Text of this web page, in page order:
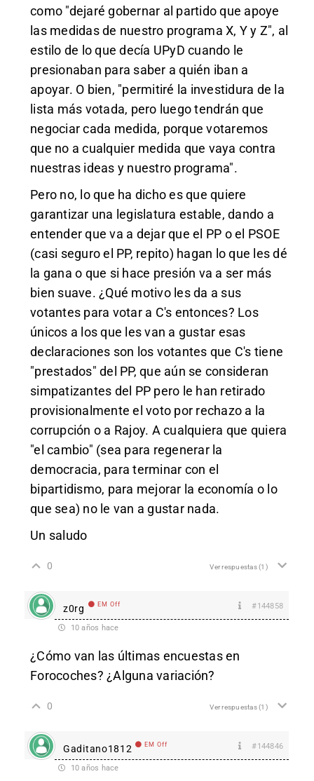
como "dejaré gobernar al partido que apoye
las medidas de nuestro programa X, Y y Z", al
estilo de lo que decía UPyD cuando le
presionaban para saber a quién iban a
apoyar. O bien, "permitiré la investidura de la
lista más votada, pero luego tendrán que
negociar cada medida, porque votaremos
que no a cualquier medida que vaya contra
nuestras ideas y nuestro programa".
Pero no, lo que ha dicho es que quiere
garantizar una legislatura estable, dando a
entender que va a dejar que el PP o el PSOE
(casi seguro el PP, repito) hagan lo que les dé
la gana o que si hace presión va a ser más
bien suave. ¿Qué motivo les da a sus
votantes para votar a C's entonces? Los
únicos a los que les van a gustar esas
declaraciones son los votantes que C's tiene
"prestados" del PP, que aún se consideran
simpatizantes del PP pero le han retirado
provisionalmente el voto por rechazo a la
corrupción o a Rajoy. A cualquiera que quiera
"el cambio" (sea para regenerar la
democracia, para terminar con el
bipartidismo, para mejorar la economía o lo
que sea) no le van a gustar nada.
Un saludo
0 Ver respuestas(1)
z0rg EM Off #144858
10 años hace
¿Cómo van las últimas encuestas en
Forocoches? ¿Alguna variación?
0 Ver respuestas(1)
Gaditano1812 EM Off #144846
10 años hace